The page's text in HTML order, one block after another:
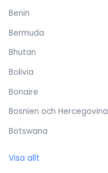
Benin
Bermuda
Bhutan
Bolivia
Bonaire
Bosnien och Hercegovina
Botswana
Visa allt